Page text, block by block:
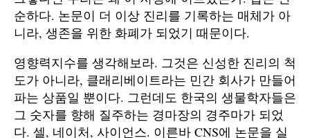
순하다. 논문이 더 이상 진리를 기록하는 매체가 아
니라, 생존을 위한 화폐가 되었기 때문이다.
영향력지수를 생각해보라. 그것은 신성한 진리의 척
도가 아니라, 클래리베이트라는 민간 회사가 만들어
파는 상품일 뿐이다. 그런데도 한국의 생물학자들은
그 숫자를 향해 질주하는 경마장의 경주마가 되었
다. 셀, 네이처, 사이언스. 이른바 CNS에 논문을 실